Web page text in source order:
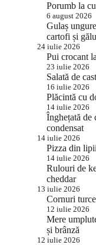
Porumb la
6 august 2026
Gulaș
cartofi și
24 iulie 2026
Pui crocant
23 iulie 2026
Salată de
16 iulie 2026
Plăcintă cu
14 iulie 2026
Înghețată de
condensat
14 iulie 2026
Pizza din
14 iulie 2026
Rulouri de
cheddar
13 iulie 2026
Cornuri
12 iulie 2026
Mere
și brânză
12 iulie 2026